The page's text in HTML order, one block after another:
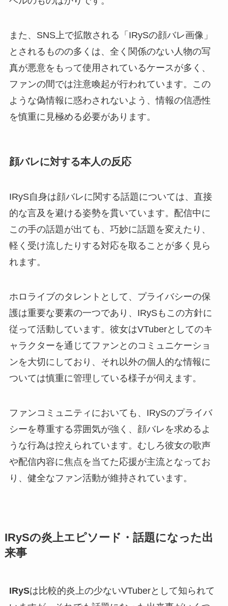
また、SNS上で拡散される「IRySの顔バレ画像」
とされるものの多くは、全く関係のない人物の写
真が悪意をもって使用されているケースが多く、
ファンの間では注意喚起が行われています。この
ような偽情報に惑わされないよう、情報の信憑性
を慎重に見極める必要があります。
顔バレに対する本人の反応
IRyS自身は顔バレに関する話題については、直接
的な言及を避ける姿勢を貫いています。配信中に
この手の話題が出ても、巧妙に話題を変えたり、
軽く受け流したりする対応を取ることが多く見ら
れます。
ホロライブのタレントとして、プライバシーの保
護は重要な要素の一つであり、IRySもこの方針に
従って活動しています。彼女はVTuberとしてのキ
ャラクターを通じてファンとのコミュニケーショ
ンを大切にしており、それ以外の個人的な情報に
ついては慎重に管理している様子が伺えます。
ファンコミュニティにおいても、IRySのプライバ
シーを尊重する雰囲気が強く、顔バレを求めるよ
うな行為は控えられています。むしろ彼女の歌声
や配信内容に焦点を当てた応援が主流となってお
り、健全なファン活動が維持されています。
IRySの炎上エピソード・話題になった出
来事
IRySは比較的炎上の少ないVTuberとして知られて